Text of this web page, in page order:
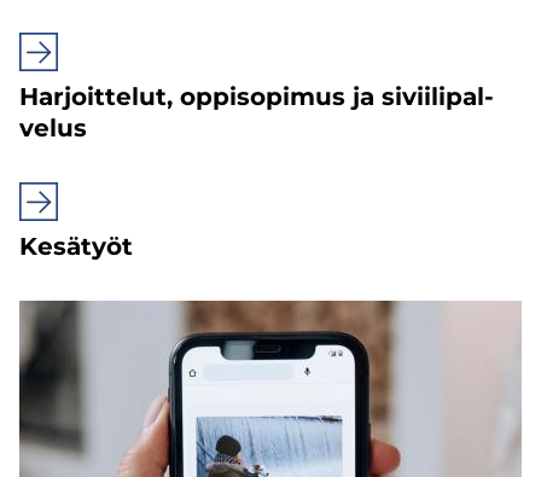
Har­joit­te­lut, op­pi­so­pi­mus ja si­vii­li­pal­
ve­lus
Ke­sä­työt